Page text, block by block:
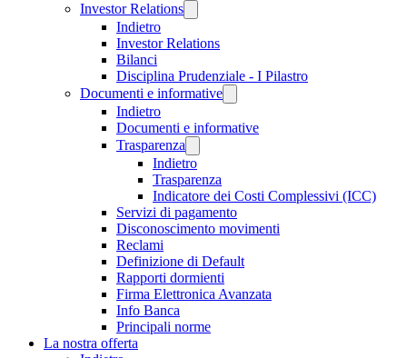
Investor Relations
Indietro
Investor Relations
Bilanci
Disciplina Prudenziale - I Pilastro
Documenti e informative
Indietro
Documenti e informative
Trasparenza
Indietro
Trasparenza
Indicatore dei Costi Complessivi (ICC)
Servizi di pagamento
Disconoscimento movimenti
Reclami
Definizione di Default
Rapporti dormienti
Firma Elettronica Avanzata
Info Banca
Principali norme
La nostra offerta